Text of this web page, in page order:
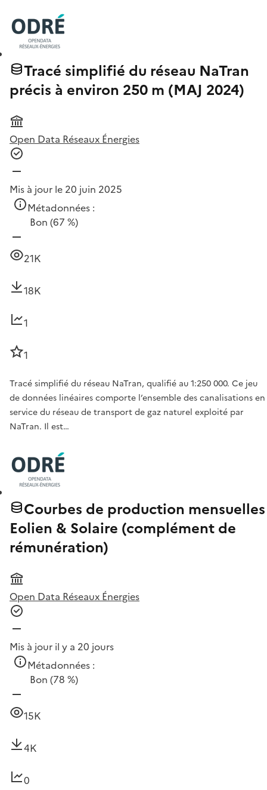
Tracé simplifié du réseau NaTran
précis à environ 250 m (MAJ 2024)
Open Data Réseaux Énergies
Mis à jour le 20 juin 2025
Métadonnées :
Bon (67 %)
21K
18K
1
1
Tracé simplifié du réseau NaTran, qualifié au 1:250 000. Ce jeu
de données linéaires comporte l’ensemble des canalisations en
service du réseau de transport de gaz naturel exploité par
NaTran. Il est…
Courbes de production mensuelles
Eolien & Solaire (complément de
rémunération)
Open Data Réseaux Énergies
Mis à jour il y a 20 jours
Métadonnées :
Bon (78 %)
15K
4K
0